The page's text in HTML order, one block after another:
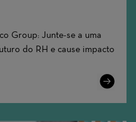
Group: Junte-se a uma
do RH e cause impacto
Learn